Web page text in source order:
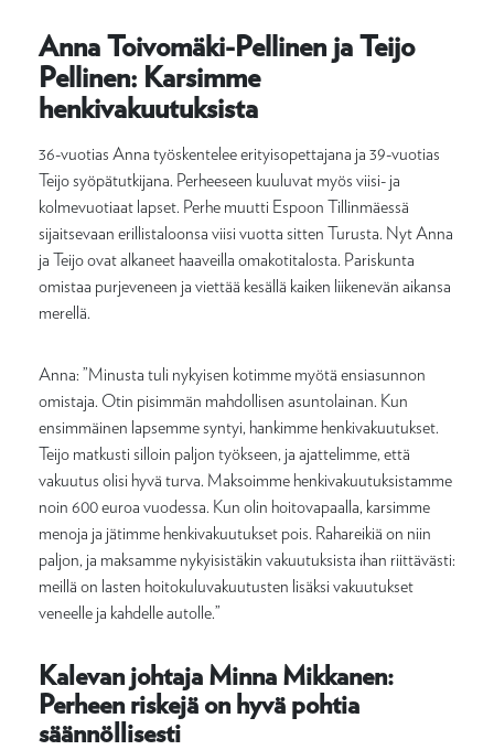
Anna Toivomäki-Pellinen ja Teijo
Pellinen: Karsimme
henkivakuutuksista
36-vuotias Anna työskentelee erityisopettajana ja 39-vuotias
Teijo syöpätutkijana. Perheeseen kuuluvat myös viisi- ja
kolmevuotiaat lapset. Perhe muutti Espoon Tillinmäessä
sijaitsevaan erillistaloonsa viisi vuotta sitten Turusta. Nyt Anna
ja Teijo ovat alkaneet haaveilla omakotitalosta. Pariskunta
omistaa purjeveneen ja viettää kesällä kaiken liikenevän aikansa
merellä.
Anna: ”Minusta tuli nykyisen kotimme myötä ensiasunnon
omistaja. Otin pisimmän mahdollisen asuntolainan. Kun
ensimmäinen lapsemme syntyi, hankimme henkivakuutukset.
Teijo matkusti silloin paljon työkseen, ja ajattelimme, että
vakuutus olisi hyvä turva. Maksoimme henkivakuutuksistamme
noin 600 euroa vuodessa. Kun olin hoitovapaalla, karsimme
menoja ja jätimme henkivakuutukset pois. Rahareikiä on niin
paljon, ja maksamme nykyisistäkin vakuutuksista ihan riittävästi:
meillä on lasten hoitokuluvakuutusten lisäksi vakuutukset
veneelle ja kahdelle autolle.”
Kalevan johtaja Minna Mikkanen:
Perheen riskejä on hyvä pohtia
säännöllisesti